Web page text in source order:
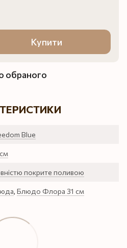
Купити
обраного
Blue
покрите поливою
, Блюдо Флора 31 см